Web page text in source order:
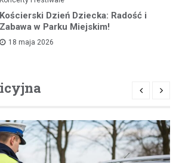
Kościerski Dzień Dziecka: Radość i
Zabawa w Parku Miejskim!
18 maja 2026